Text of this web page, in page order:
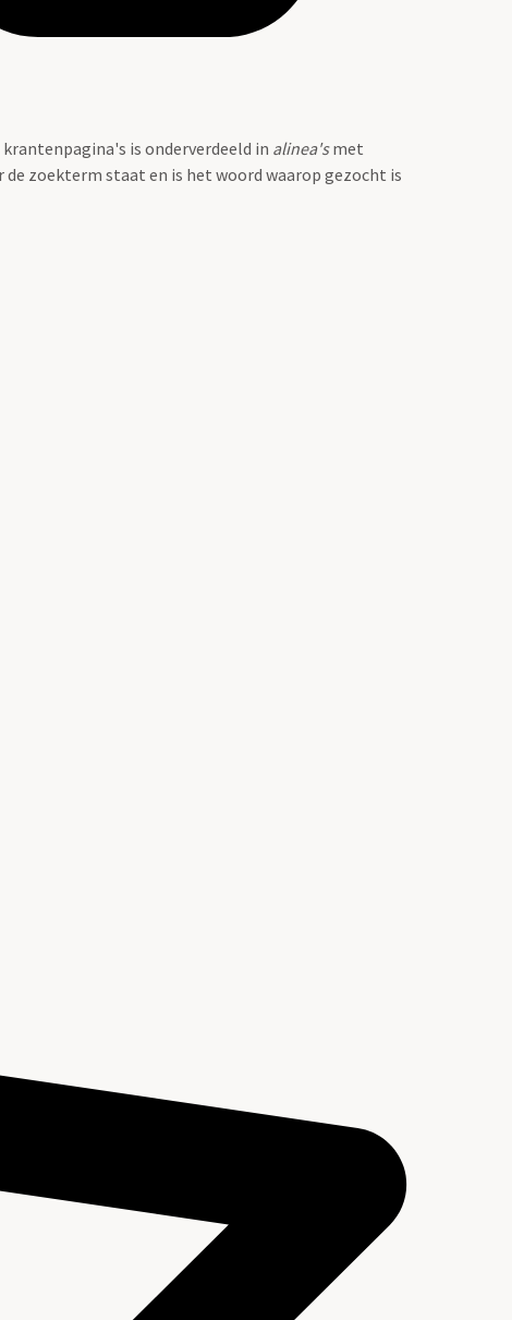
is onderverdeeld in alinea'smet
zoekterm staat en is het woord waarop gezocht is